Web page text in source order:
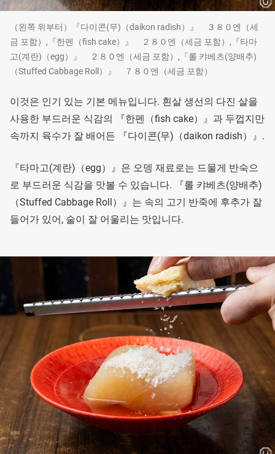
（왼쪽 위부터）『다이콘(무)（daikon radish）』 ３８０엔（세
금 포함）,『한펜（fish cake）』 ２８０엔（세금 포함）,『타마
고(계란)（egg）』 ２８０엔（세금 포함）,『롤 캬베츠(양배추)
（Stuffed Cabbage Roll）』 ７８０엔（세금 포함）
이것은 인기 있는 기본 메뉴입니다. 흰살 생선의 다진 살을
사용한 부드러운 식감의 『한펜（fish cake）』과 두껍지만
속까지 육수가 잘 배어든 『다이콘(무)（daikon radish）』.
『타마고(계란)（egg）』은 오뎅 재료로는 드물게 반숙으
로 부드러운 식감을 맛볼 수 있습니다. 『롤 캬베츠(양배추)
（Stuffed Cabbage Roll）』는 속의 고기 반죽에 후추가 잘
들어가 있어, 술이 잘 어울리는 맛입니다.